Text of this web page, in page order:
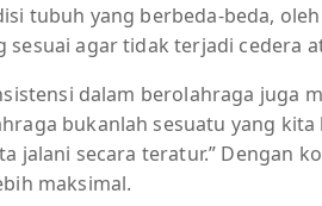
tubuh yang berbeda-beda,
sesuai agar tidak terjadi cedera
dalam berolahraga juga
bukanlah sesuatu yang
jalani secara teratur.” Dengan
maksimal.